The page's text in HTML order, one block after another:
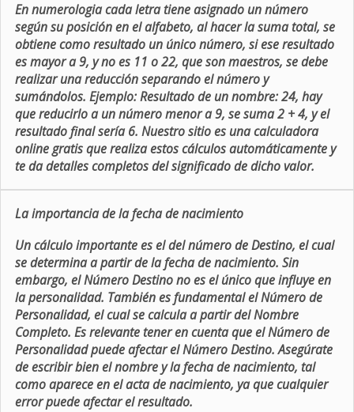
En numerologia cada letra tiene asignado un número
según su posición en el alfabeto, al hacer la suma total, se
obtiene como resultado un único número, si ese resultado
es mayor a 9, y no es 11 o 22, que son maestros, se debe
realizar una reducción separando el número y
sumándolos. Ejemplo: Resultado de un nombre: 24, hay
que reducirlo a un número menor a 9, se suma 2 + 4, y el
resultado final sería 6. Nuestro sitio es una calculadora
online gratis que realiza estos cálculos automáticamente y
te da detalles completos del significado de dicho valor.
La importancia de la fecha de nacimiento
Un cálculo importante es el del número de Destino, el cual
se determina a partir de la fecha de nacimiento. Sin
embargo, el Número Destino no es el único que influye en
la personalidad. También es fundamental el Número de
Personalidad, el cual se calcula a partir del Nombre
Completo. Es relevante tener en cuenta que el Número de
Personalidad puede afectar el Número Destino. Asegúrate
de escribir bien el nombre y la fecha de nacimiento, tal
como aparece en el acta de nacimiento, ya que cualquier
error puede afectar el resultado.